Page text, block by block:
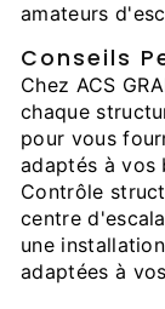
amateurs
Conseils
Chez ACS
chaque
pour vous
adaptés à vos
Contrôle
centre
une
adaptées à